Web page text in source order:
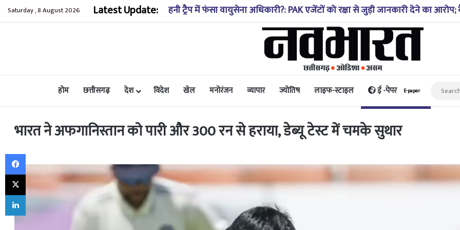
Saturday , 8 August 2026 Latest Update: लंबित मुकदमों की स्थिति 10-20 साल पहले जैसी नहीं, प्रौद्योगिकी से मिले बहुत अच्छे
होम छत्तीसगढ़ देश विदेश खेल मनोरंजन व्यापार ज्योतिष लाइफ-स्टाइल ई -पेपर E-paper
भारत ने अफगानिस्तान को पारी और 300 रन से हराया, डेब्यू टेस्ट में चमके सुथार
Facebook
X
LinkedIn